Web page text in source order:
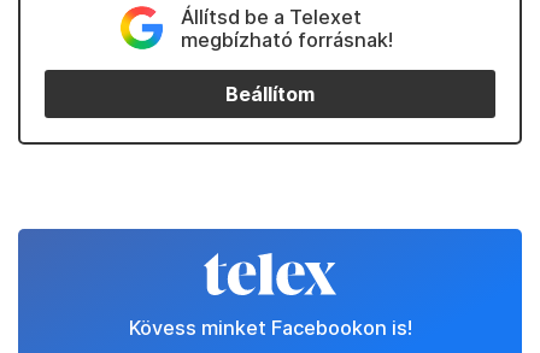
Állítsd be a Telexet
megbízható forrásnak!
Beállítom
Kövess minket Facebookon is!